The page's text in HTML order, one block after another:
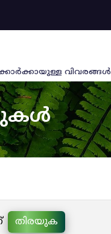
വിവരങ്ങള്‍
തിരയുക